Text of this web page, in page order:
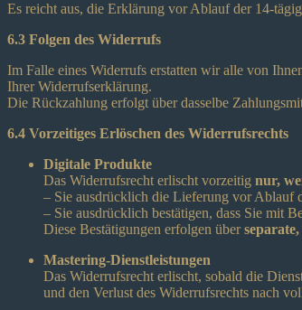
Es reicht aus, die Erklärung vor Ablauf der 14-
6.3 Folgen des Widerrufs
Im Falle eines Widerrufs erstatten wir alle von
Ihrer Widerrufserklärung.
Die Rückzahlung erfolgt über dasselbe
6.4 Vorzeitiges Erlöschen des Widerrufsrechts
Digitale Produkte
Das Widerrufsrecht erlischt vorzeitig nur,
– Sie ausdrücklich die Lieferung vor Ablauf
– Sie ausdrücklich bestätigen, dass Sie mit
Diese Bestätigungen erfolgen über
Mastering-Dienstleistungen
Das Widerrufsrecht erlischt, sobald die
und den Verlust des Widerrufsrechts nach